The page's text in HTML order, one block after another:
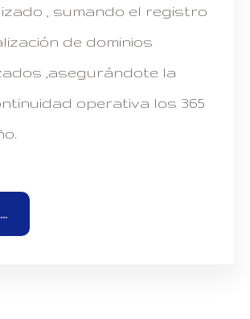
, sumando el registro
de dominios
,asegurándote la
operativa los 365